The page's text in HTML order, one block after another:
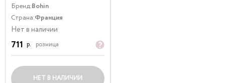
Бренд:Bohin
Страна:Франция
Нет в наличии
711 р. розница
НЕТ В НАЛИЧИИ